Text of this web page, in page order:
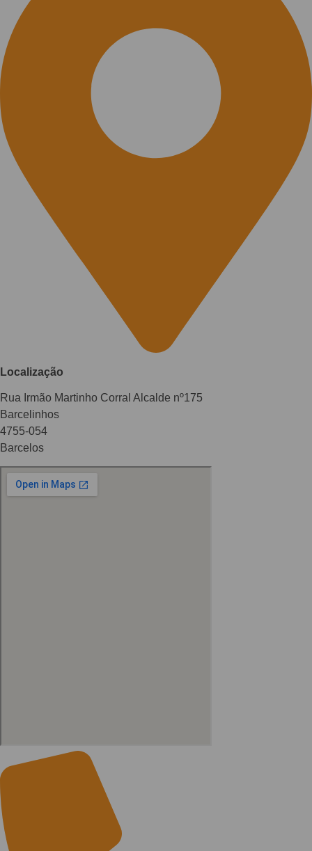
Localização
Rua Irmão Martinho Corral Alcalde nº175
Barcelinhos
4755-054
Barcelos